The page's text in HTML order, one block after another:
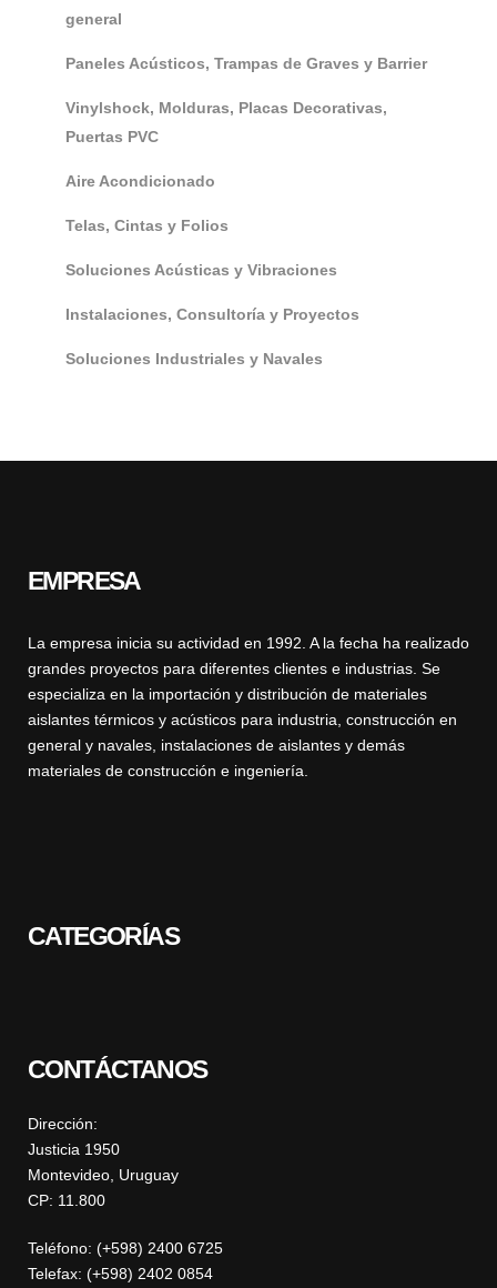
general
Paneles Acústicos, Trampas de Graves y Barrier
Vinylshock, Molduras, Placas Decorativas,
Puertas PVC
Aire Acondicionado
Telas, Cintas y Folios
Soluciones Acústicas y Vibraciones
Instalaciones, Consultoría y Proyectos
Soluciones Industriales y Navales
EMPRESA
La empresa inicia su actividad en 1992. A la fecha ha realizado
grandes proyectos para diferentes clientes e industrias. Se
especializa en la importación y distribución de materiales
aislantes térmicos y acústicos para industria, construcción en
general y navales, instalaciones de aislantes y demás
materiales de construcción e ingeniería.
CATEGORÍAS
CONTÁCTANOS
Dirección:
Justicia 1950
Montevideo, Uruguay
CP: 11.800
Teléfono: (+598) 2400 6725
Telefax: (+598) 2402 0854